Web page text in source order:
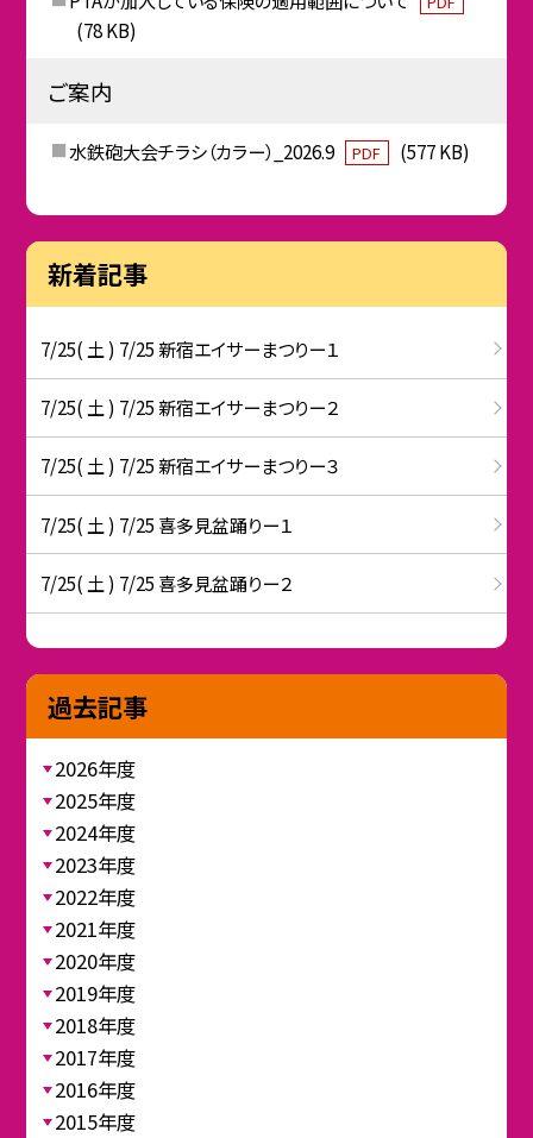
(78 KB)
ご案内
水鉄砲大会チラシ（カラー）_2026.9 PDF (577 KB)
新着記事
7/25( 土 ) 7/25 新宿エイサーまつりー１
7/25( 土 ) 7/25 新宿エイサーまつりー２
7/25( 土 ) 7/25 新宿エイサーまつりー３
7/25( 土 ) 7/25 喜多見盆踊りー１
7/25( 土 ) 7/25 喜多見盆踊りー２
過去記事
2026年度
2025年度
2024年度
2023年度
2022年度
2021年度
2020年度
2019年度
2018年度
2017年度
2016年度
2015年度